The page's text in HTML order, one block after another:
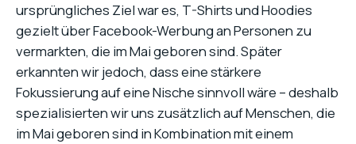
ursprüngliches Ziel war es, T-Shirts und Hoodies
gezielt über Facebook-Werbung an Personen zu
vermarkten, die im Mai geboren sind. Später
erkannten wir jedoch, dass eine stärkere
Fokussierung auf eine Nische sinnvoll wäre – deshalb
spezialisierten wir uns zusätzlich auf Menschen, die
im Mai geboren sind in Kombination mit einem